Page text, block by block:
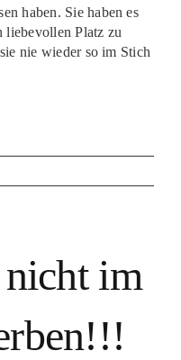
haben. Sie haben es
liebevollen Platz zu
nie wieder so im Stich
im